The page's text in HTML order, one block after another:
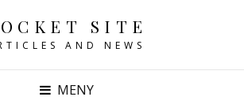
SITE
AND NEWS
MENY